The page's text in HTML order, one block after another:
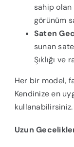
sahip
görünüm
Saten
sunan
Şıklığı ve
Her bir model,
Kendinize en
kullanabilirsiniz.
Uzun